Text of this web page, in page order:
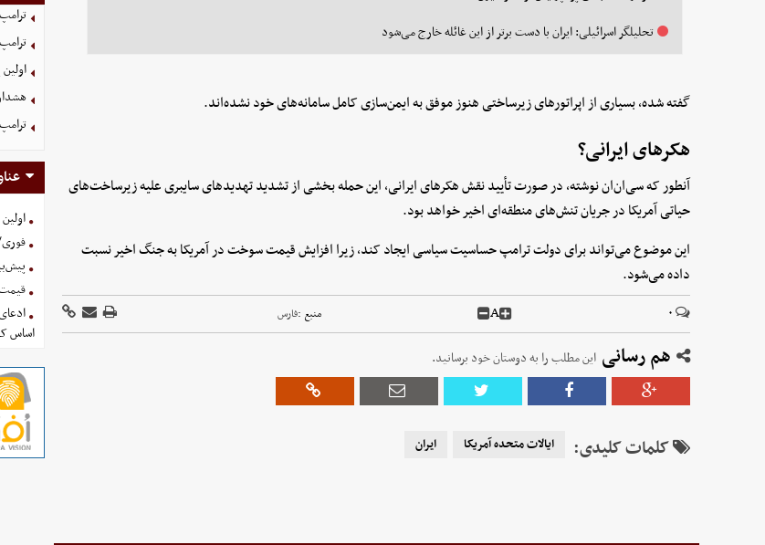
تحلیلگر اسرائیلی: ایران با دست برتر از این غائله خارج می‌شود
گفته شده، بسیاری از اپراتورهای زیرساختی هنوز موفق به ایمن‌سازی کامل سامانه‌های خود نشده‌اند.
هکرهای ایرانی؟
آنطور که سی‌ان‌ان نوشته، در صورت تأیید نقش هکرهای ایرانی، این حمله بخشی از تشدید تهدیدهای سایبری علیه زیرساخت‌های
حیاتی آمریکا در جریان تنش‌های منطقه‌ای اخیر خواهد بود.
این موضوع می‌تواند برای دولت ترامپ حساسیت سیاسی ایجاد کند، زیرا افزایش قیمت سوخت در آمریکا به جنگ اخیر نسبت
داده می‌شود.
۰ A منبع :فارس
هم رسانی این مطلب را به دوستان خود برسانید.
کلمات کلیدی: ایالات متحده آمریکا ایران
قیمت
اساس